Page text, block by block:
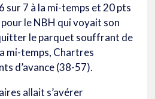
sur 7 à la mi-temps et 20 pts
le NBH qui voyait son
le parquet souffrant de
mi-temps, Chartres
d’avance (38-57).
allait s’avérer